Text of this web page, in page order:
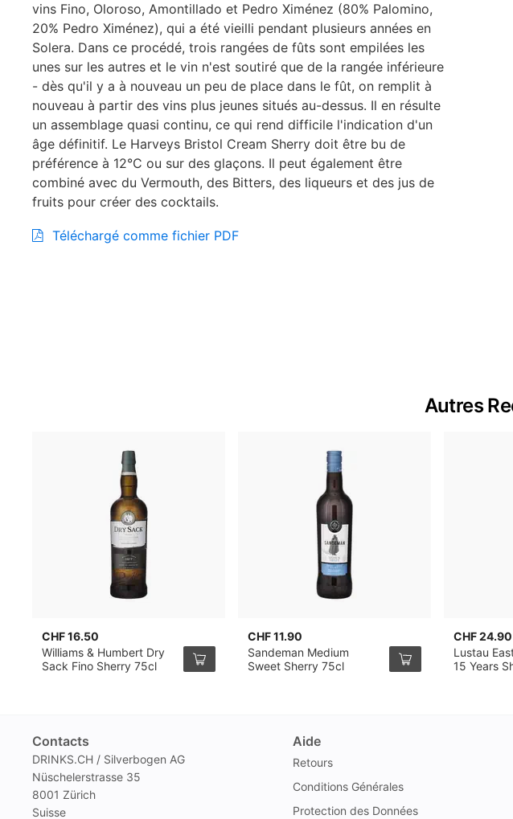
vins Fino, Oloroso, Amontillado et Pedro Ximénez (80% Palomino,
20% Pedro Ximénez), qui a été vieilli pendant plusieurs années en
Solera. Dans ce procédé, trois rangées de fûts sont empilées les
unes sur les autres et le vin n'est soutiré que de la rangée inférieure
- dès qu'il y a à nouveau un peu de place dans le fût, on remplit à
nouveau à partir des vins plus jeunes situés au-dessus. Il en résulte
un assemblage quasi continu, ce qui rend difficile l'indication d'un
âge définitif. Le Harveys Bristol Cream Sherry doit être bu de
préférence à 12°C ou sur des glaçons. Il peut également être
combiné avec du Vermouth, des Bitters, des liqueurs et des jus de
fruits pour créer des cocktails.
Téléchargé comme fichier PDF
Autres
CHF 16.50
Williams & Humbert Dry
Sack Fino Sherry 75cl
CHF 11.90
Sandeman Medium
Sweet Sherry 75cl
CHF 24.90
Lustau
15 Years
Contacts
DRINKS.CH / Silverbogen AG
Nüschelerstrasse 35
8001 Zürich
Suisse
Aide
Retours
Conditions Générales
Protection des Données